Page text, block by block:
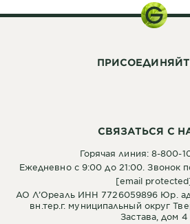
СВЯЗАТЬСЯ С
Горячая линия: 8-800-
Ежедневно с 9:00 до 21:00. Звонок
[email
АО Л’Ореаль ИНН 7726059896 Юр.
вн.тер.г. муниципальный округ
Застава, дом 4